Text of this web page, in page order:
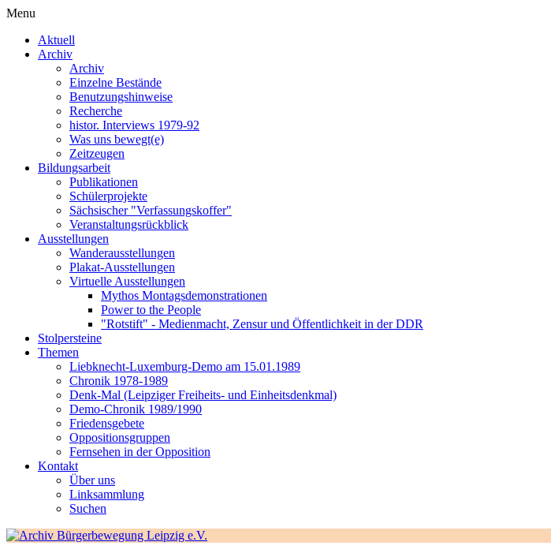
Menu
Aktuell
Archiv
Archiv
Einzelne Bestände
Benutzungshinweise
Recherche
histor. Interviews 1979-92
Was uns bewegt(e)
Zeitzeugen
Bildungsarbeit
Publikationen
Schülerprojekte
Sächsischer "Verfassungskoffer"
Veranstaltungsrückblick
Ausstellungen
Wanderausstellungen
Plakat-Ausstellungen
Virtuelle Ausstellungen
Mythos Montagsdemonstrationen
Power to the People
"Rotstift" - Medienmacht, Zensur und Öffentlichkeit in der DDR
Stolpersteine
Themen
Liebknecht-Luxemburg-Demo am 15.01.1989
Chronik 1978-1989
Denk-Mal (Leipziger Freiheits- und Einheitsdenkmal)
Demo-Chronik 1989/1990
Friedensgebete
Oppositionsgruppen
Fernsehen in der Opposition
Kontakt
Über uns
Linksammlung
Suchen